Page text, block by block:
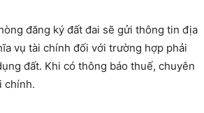
đăng ký đất đai sẽ gửi thông tin địa
vụ tài chính đối với trường hợp phải
đất. Khi có thông báo thuế, chuyên
chính.